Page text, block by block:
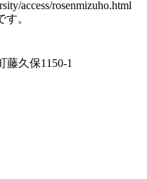
access/rosenmizuho.html
。
久保1150-1